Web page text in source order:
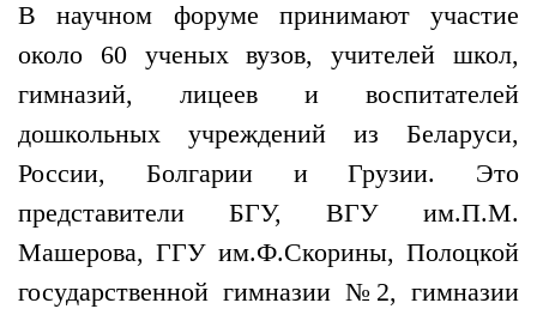
В научном форуме принимают участие
около 60 ученых вузов, учителей школ,
гимназий, лицеев и воспитателей
дошкольных учреждений из Беларуси,
России, Болгарии и Грузии. Это
представители БГУ, ВГУ им.П.М.
Машерова, ГГУ им.Ф.Скорины, Полоцкой
государственной гимназии №2, гимназии